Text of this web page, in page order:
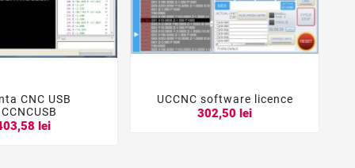
 
CNC USB
lei

UCCNC software licence
302,50 lei